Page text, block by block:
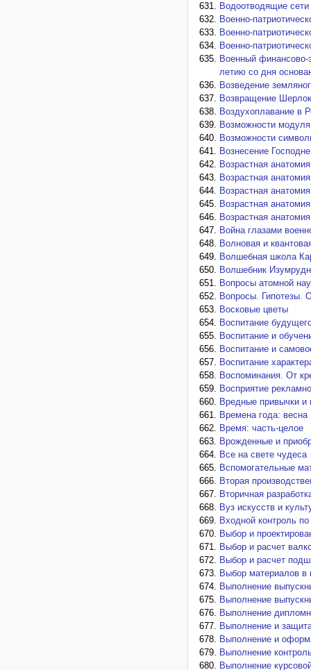
Водоотводящие сети
Военно-
Военно-
Военно-
Военный финансово-
летию со дня
Возведение
Возвращение
Воздухоплавание в
Возможности
Возможности
Вознесение
Возрастная
Возрастная
Возрастная
Возрастная
Возрастная
Война глазами
Волновая и
Волшебная школа
Волшебник
Вопросы атомной
Вопросы. Гипотезы.
Восковые цветы
Воспитание
Воспитание и
Воспитание и
Воспитание
Воспоминания. От
Восприятие
Вредные привычки и
Времена года: весна
Время: часть-целое
Врожденные и
Все на свете чудеса
Вспомогательные
Вторая
Вторичная
Вуз искусств и
Входной контроль
Выбор и
Выбор и расчет
Выбор и расчет
Выбор материалов в
Выполнение
Выполнение
Выполнение
Выполнение и
Выполнение и
Выполнение
Выполнение